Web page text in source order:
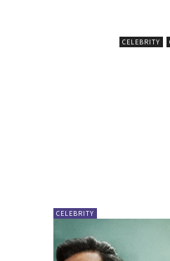
CELEBRITY
CELEBRITY